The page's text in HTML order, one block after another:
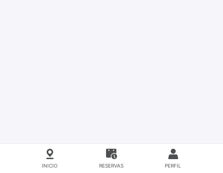
INICIO RESERVAS PERFIL